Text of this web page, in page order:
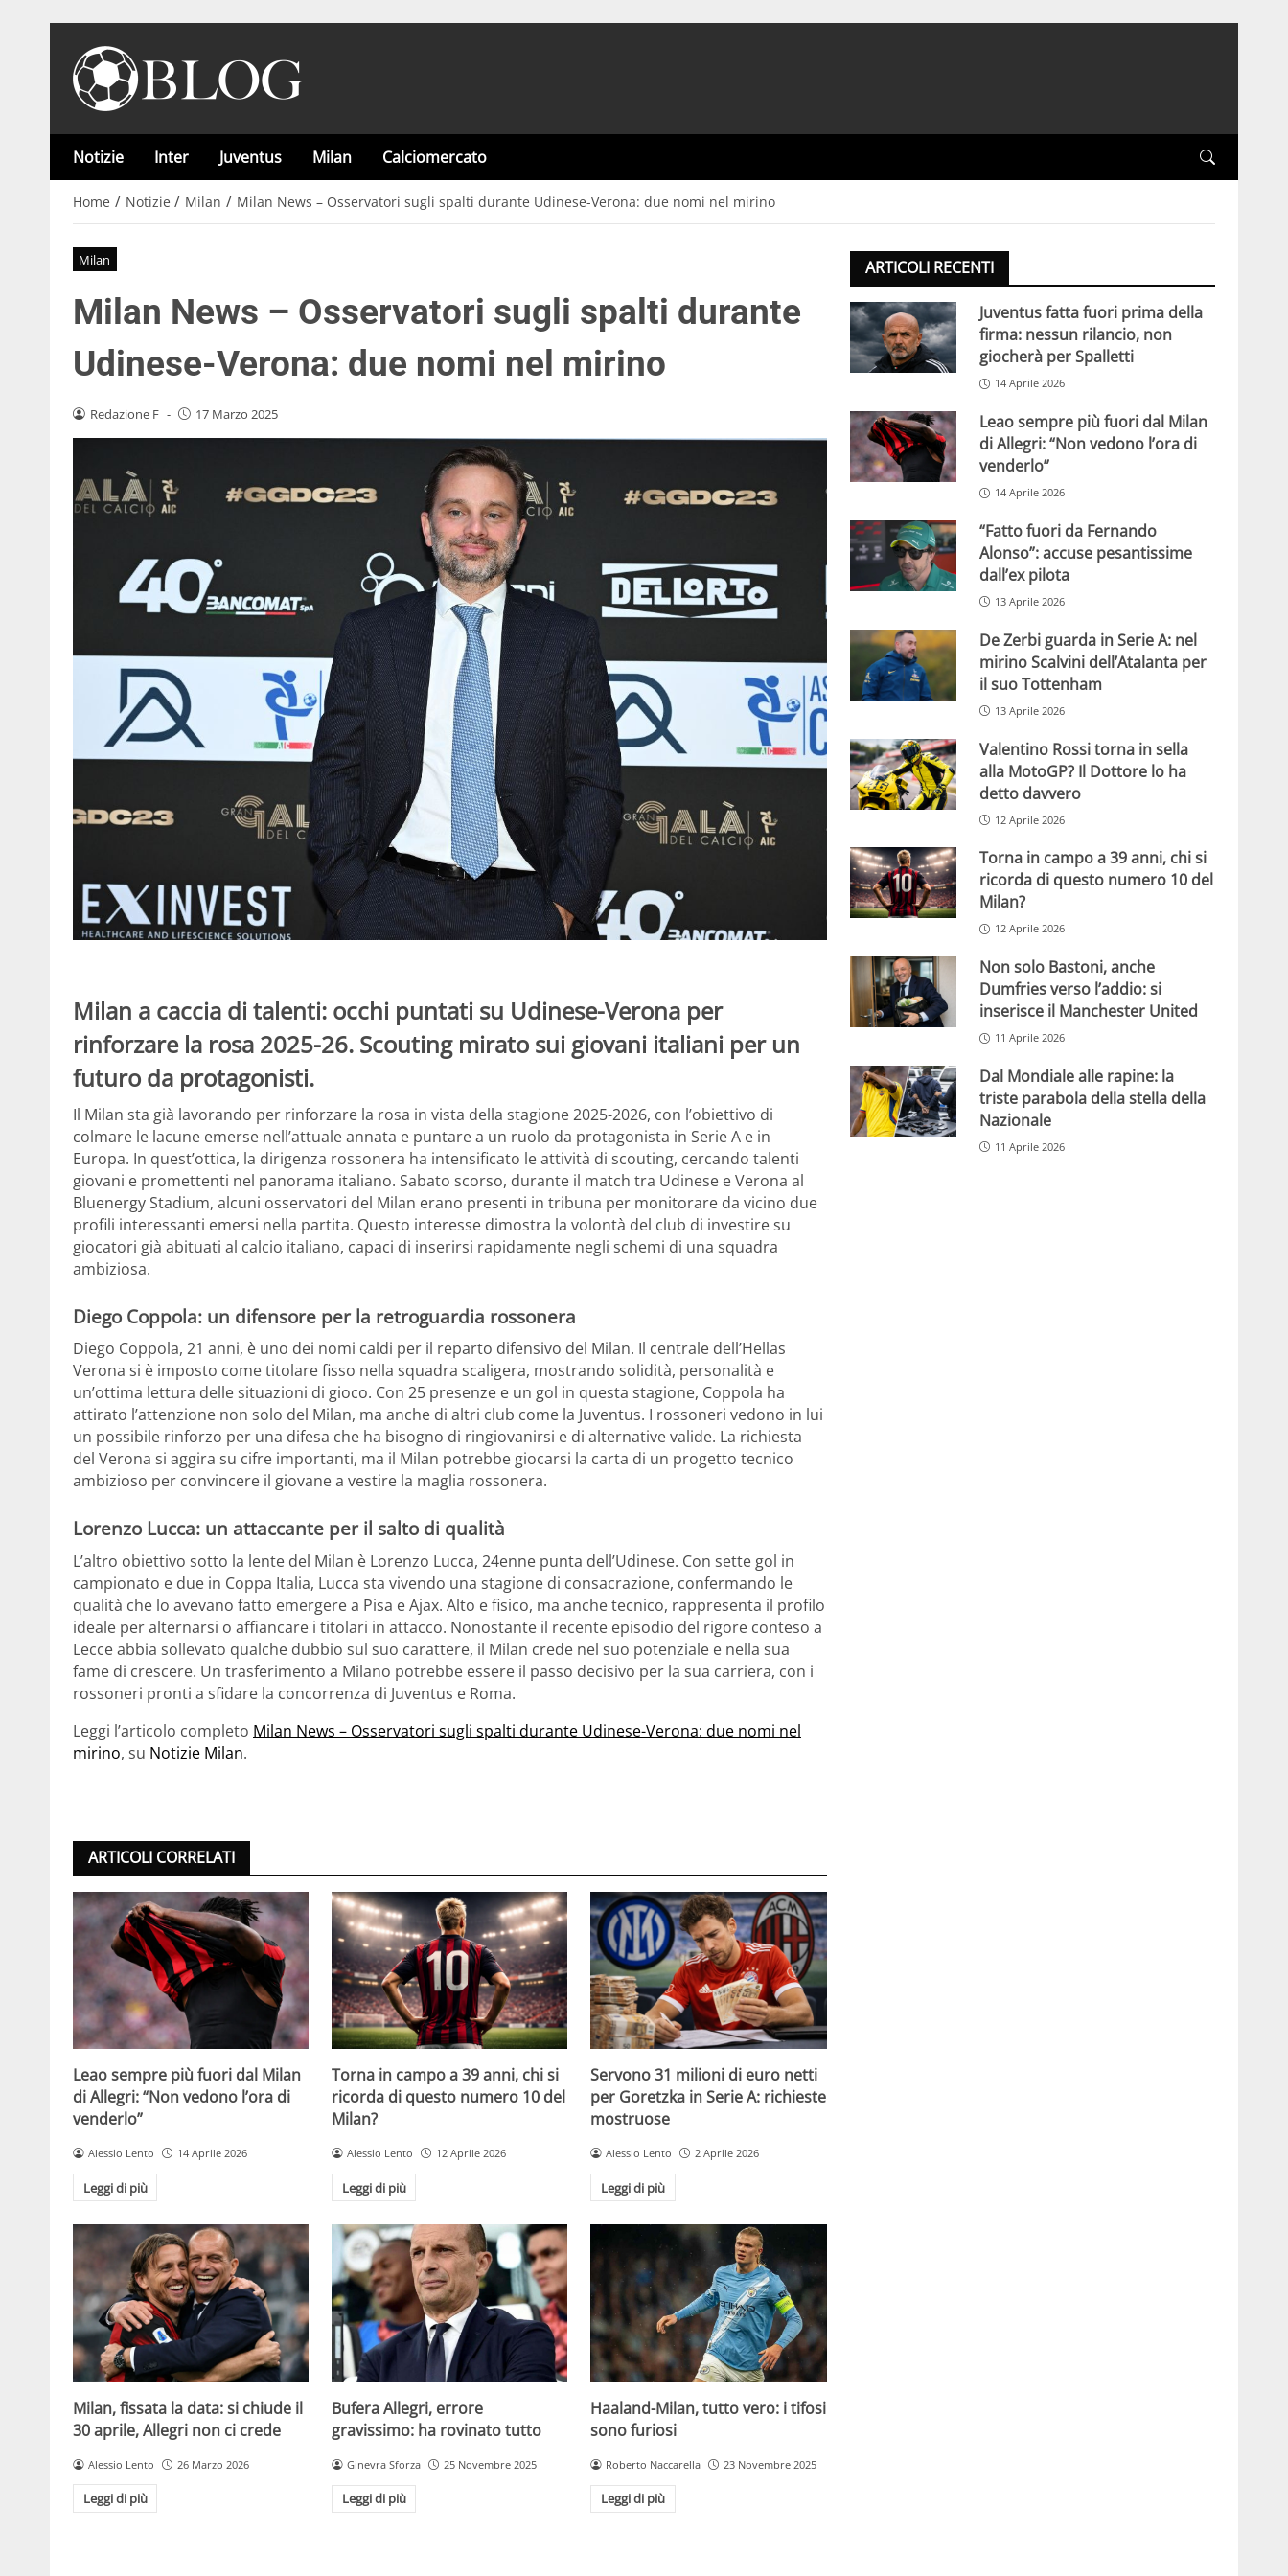
Notizie Inter Juventus Milan Calciomercato
Home / Notizie / Milan / Milan News – Osservatori sugli spalti durante Udinese-Verona: due nomi nel mirino
Milan
Milan News – Osservatori sugli spalti durante
Udinese-Verona: due nomi nel mirino
Redazione F - 17 Marzo 2025
Milan a caccia di talenti: occhi puntati su Udinese-Verona per
rinforzare la rosa 2025-26. Scouting mirato sui giovani italiani per un
futuro da protagonisti.
Il Milan sta già lavorando per rinforzare la rosa in vista della stagione 2025-2026, con l’obiettivo di
colmare le lacune emerse nell’attuale annata e puntare a un ruolo da protagonista in Serie A e in
Europa. In quest’ottica, la dirigenza rossonera ha intensificato le attività di scouting, cercando talenti
giovani e promettenti nel panorama italiano. Sabato scorso, durante il match tra Udinese e Verona al
Bluenergy Stadium, alcuni osservatori del Milan erano presenti in tribuna per monitorare da vicino due
profili interessanti emersi nella partita. Questo interesse dimostra la volontà del club di investire su
giocatori già abituati al calcio italiano, capaci di inserirsi rapidamente negli schemi di una squadra
ambiziosa.
Diego Coppola: un difensore per la retroguardia rossonera
Diego Coppola, 21 anni, è uno dei nomi caldi per il reparto difensivo del Milan. Il centrale dell’Hellas
Verona si è imposto come titolare fisso nella squadra scaligera, mostrando solidità, personalità e
un’ottima lettura delle situazioni di gioco. Con 25 presenze e un gol in questa stagione, Coppola ha
attirato l’attenzione non solo del Milan, ma anche di altri club come la Juventus. I rossoneri vedono in lui
un possibile rinforzo per una difesa che ha bisogno di ringiovanirsi e di alternative valide. La richiesta
del Verona si aggira su cifre importanti, ma il Milan potrebbe giocarsi la carta di un progetto tecnico
ambizioso per convincere il giovane a vestire la maglia rossonera.
Lorenzo Lucca: un attaccante per il salto di qualità
L’altro obiettivo sotto la lente del Milan è Lorenzo Lucca, 24enne punta dell’Udinese. Con sette gol in
campionato e due in Coppa Italia, Lucca sta vivendo una stagione di consacrazione, confermando le
qualità che lo avevano fatto emergere a Pisa e Ajax. Alto e fisico, ma anche tecnico, rappresenta il profilo
ideale per alternarsi o affiancare i titolari in attacco. Nonostante il recente episodio del rigore conteso a
Lecce abbia sollevato qualche dubbio sul suo carattere, il Milan crede nel suo potenziale e nella sua
fame di crescere. Un trasferimento a Milano potrebbe essere il passo decisivo per la sua carriera, con i
rossoneri pronti a sfidare la concorrenza di Juventus e Roma.
Leggi l’articolo completo Milan News – Osservatori sugli spalti durante Udinese-Verona: due nomi nel
mirino, su Notizie Milan.
ARTICOLI CORRELATI
Leao sempre più fuori dal Milan
di Allegri: “Non vedono l’ora di
venderlo”
Alessio Lento 14 Aprile 2026
Leggi di più
Torna in campo a 39 anni, chi si
ricorda di questo numero 10 del
Milan?
Alessio Lento 12 Aprile 2026
Leggi di più
Servono 31 milioni di euro netti
per Goretzka in Serie A: richieste
mostruose
Alessio Lento 2 Aprile 2026
Leggi di più
Milan, fissata la data: si chiude il
30 aprile, Allegri non ci crede
Alessio Lento 26 Marzo 2026
Leggi di più
Bufera Allegri, errore
gravissimo: ha rovinato tutto
Ginevra Sforza 25 Novembre 2025
Leggi di più
Haaland-Milan, tutto vero: i tifosi
sono furiosi
Roberto Naccarella 23 Novembre 2025
Leggi di più
ARTICOLI RECENTI
Juventus fatta fuori prima della
firma: nessun rilancio, non
giocherà per Spalletti
14 Aprile 2026
Leao sempre più fuori dal Milan
di Allegri: “Non vedono l’ora di
venderlo”
14 Aprile 2026
“Fatto fuori da Fernando
Alonso”: accuse pesantissime
dall’ex pilota
13 Aprile 2026
De Zerbi guarda in Serie A: nel
mirino Scalvini dell’Atalanta per
il suo Tottenham
13 Aprile 2026
Valentino Rossi torna in sella
alla MotoGP? Il Dottore lo ha
detto davvero
12 Aprile 2026
Torna in campo a 39 anni, chi si
ricorda di questo numero 10 del
Milan?
12 Aprile 2026
Non solo Bastoni, anche
Dumfries verso l’addio: si
inserisce il Manchester United
11 Aprile 2026
Dal Mondiale alle rapine: la
triste parabola della stella della
Nazionale
11 Aprile 2026